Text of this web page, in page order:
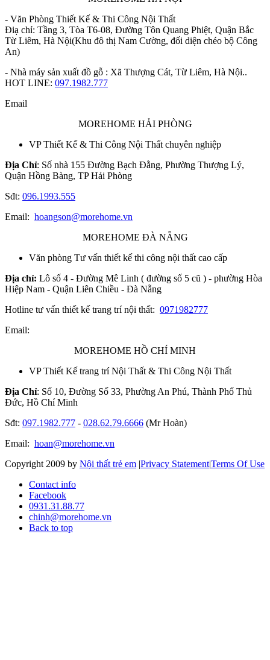
- Văn Phòng Thiết Kế & Thi Công Nội Thất
Điạ chỉ: Tầng 3, Tòa T6-08, Đường Tôn Quang Phiệt, Quận Bắc
Từ Liêm, Hà Nội(Khu đô thị Nam Cường, đối diện chéo bộ Công
An)
- Nhà máy sản xuất đồ gỗ : Xã Thượng Cát, Từ Liêm, Hà Nội..
HOT LINE: 097.1982.777
Email
MOREHOME HẢI PHÒNG
VP Thiết Kế & Thi Công Nội Thất chuyên nghiệp
Địa Chỉ: Số nhà 155 Đường Bạch Đằng, Phường Thượng Lý,
Quận Hồng Bàng, TP Hải Phòng
Sđt: 096.1993.555
Email: hoangson@morehome.vn
MOREHOME ĐÀ NẴNG
Văn phòng Tư vấn thiết kế thi công nội thất cao cấp
Địa chỉ: Lô số 4 - Đường Mê Linh ( đường số 5 cũ ) - phường Hòa
Hiệp Nam - Quận Liên Chiều - Đà Nẵng
Hotline tư vấn thiết kế trang trí nội thất: 0971982777
Email:
MOREHOME HỒ CHÍ MINH
VP Thiết Kế trang trí Nội Thất & Thi Công Nội Thất
Địa Chỉ: Số 10, Đường Số 33, Phường An Phú, Thành Phố Thủ
Đức, Hồ Chí Minh
Sđt: 097.1982.777 - 028.62.79.6666 (Mr Hoàn)
Email: hoan@morehome.vn
Copyright 2009 by Nội thất trẻ em Privacy Statement|Terms Of Use
Contact info
Facebook
0931.31.88.77
chinh@morehome.vn
Back to top